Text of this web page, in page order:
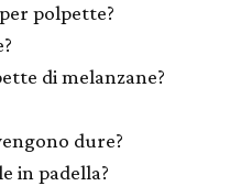
polpette?
di melanzane?
dure?
in padella?